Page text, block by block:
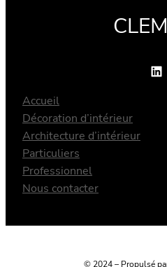
LinkedIn
Accueil
Décoration d’intérieur
Architecture d’intérieur
Particuliers
Professionnel
Nous contacter
© 2024 – Propulsé